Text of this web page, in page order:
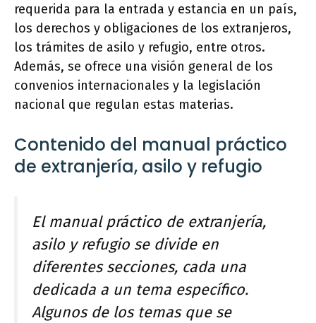
requerida para la entrada y estancia en un país,
los derechos y obligaciones de los extranjeros,
los trámites de asilo y refugio, entre otros.
Además, se ofrece una visión general de los
convenios internacionales y la legislación
nacional que regulan estas materias.
Contenido del manual práctico
de extranjería, asilo y refugio
El manual práctico de extranjería,
asilo y refugio se divide en
diferentes secciones, cada una
dedicada a un tema específico.
Algunos de los temas que se